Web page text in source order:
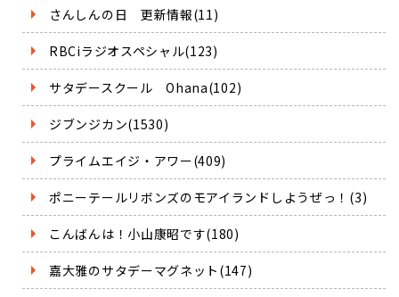
さんしんの日 更新情報(11)
RBCiラジオスペシャル(123)
サタデースクール Ohana(102)
ジブンジカン(1530)
プライムエイジ・アワー(409)
ポニーテールリボンズのモアイランドしようぜっ！(3)
こんばんは！小山康昭です(180)
嘉大雅のサタデーマグネット(147)